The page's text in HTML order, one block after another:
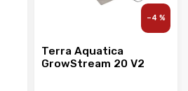
–4 %
Terra Aquatica
GrowStream 20 V2